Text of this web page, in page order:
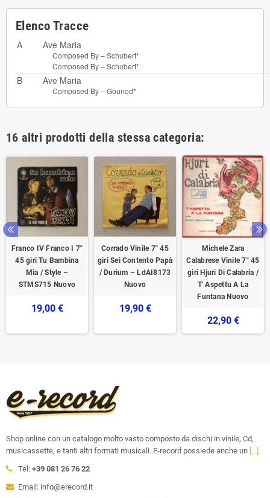
Elenco Tracce
A Ave Maria
Composed By –Schubert*
Composed By –Schubert*
B Ave Maria
Composed By –Gounod*
16 altri prodotti della stessa categoria:
Franco IV Franco I 7"
45 giri Tu Bambina
Mia / Style –
STMS715 Nuovo
19,00 €
Corrado Vinile 7" 45
giri Sei Contento Papà
/ Durium – LdAI8173
Nuovo
19,90 €
Michele Zara
Calabrese Vinile 7" 45
giri Hjuri Di Calabria /
T' Aspettu A La
Funtana Nuovo
22,90 €
Shop online con un catalogo molto vasto composto da dischi in vinile, Cd,
musicassette, e tanti altri formati musicali. E-record possiede anche un [...]
Tel: +39 081 26 76 22
Email: info@erecord.it